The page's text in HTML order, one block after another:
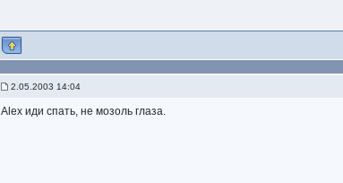
2.05.2003 14:04
Alex иди спать, не мозоль глаза.